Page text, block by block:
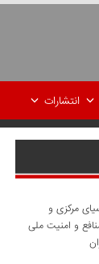
انتشارات
مرکزی و
و امنیت ملی